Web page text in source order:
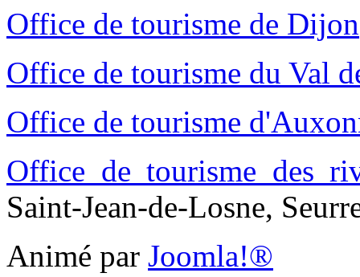
Office de tourisme de Dijon
Office de tourisme du Val
Office de tourisme
Office de tourisme des
Saint-Jean-de-Losne,
Animé par Joomla!®